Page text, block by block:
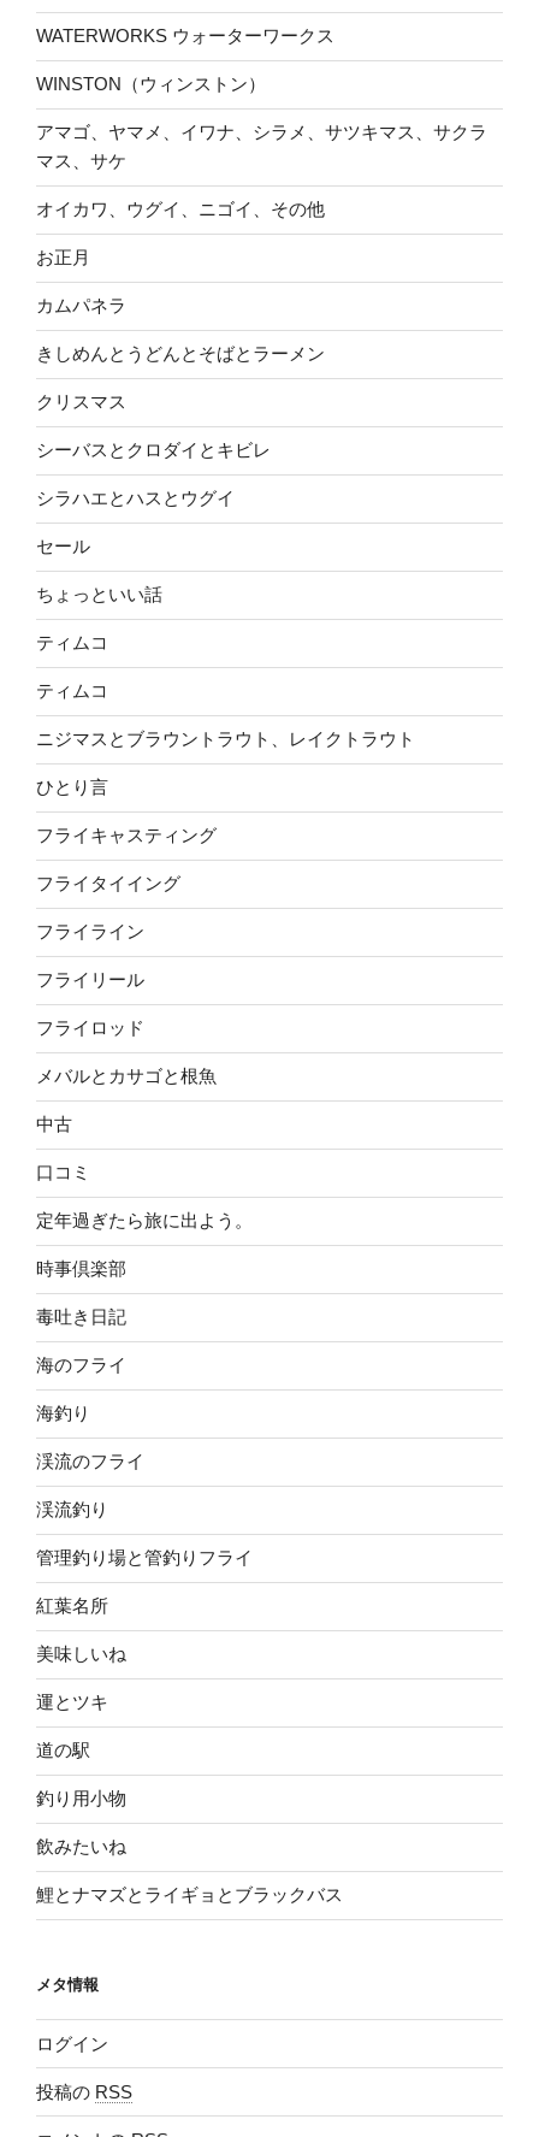
WATERWORKS ウォーターワークス
WINSTON（ウィンストン）
アマゴ、ヤマメ、イワナ、シラメ、サツキマス、サクラ
マス、サケ
オイカワ、ウグイ、ニゴイ、その他
お正月
カムパネラ
きしめんとうどんとそばとラーメン
クリスマス
シーバスとクロダイとキビレ
シラハエとハスとウグイ
セール
ちょっといい話
ティムコ
ティムコ
ニジマスとブラウントラウト、レイクトラウト
ひとり言
フライキャスティング
フライタイイング
フライライン
フライリール
フライロッド
メバルとカサゴと根魚
中古
口コミ
定年過ぎたら旅に出よう。
時事倶楽部
毒吐き日記
海のフライ
海釣り
渓流のフライ
渓流釣り
管理釣り場と管釣りフライ
紅葉名所
美味しいね
運とツキ
道の駅
釣り用小物
飲みたいね
鯉とナマズとライギョとブラックバス
メタ情報
ログイン
投稿の RSS